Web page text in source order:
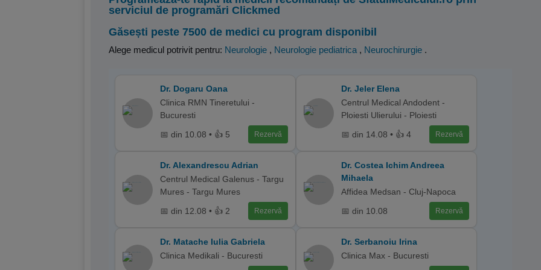
serviciul de programări Clickmed
Găsești peste 7500 de medici cu program disponibil
Alege medicul potrivit pentru: Neurologie , Neurologie pediatrica , Neurochirurgie .
Dr. Dogaru Oana
Clinica RMN Tineretului -
Bucuresti
📅 din 10.08 • 👍 5
Rezervă
Dr. Jeler Elena
Centrul Medical Andodent -
Ploiesti Ulierului - Ploiesti
📅 din 14.08 • 👍 4
Rezervă
Dr. Alexandrescu Adrian
Centrul Medical Galenus - Targu
Mures - Targu Mures
📅 din 12.08 • 👍 2
Rezervă
Dr. Costea Ichim Andreea
Mihaela
Affidea Medsan - Cluj-Napoca
📅 din 10.08
Rezervă
Dr. Matache Iulia Gabriela
Clinica Medikali - Bucuresti
Dr. Serbanoiu Irina
Clinica Max - Bucuresti